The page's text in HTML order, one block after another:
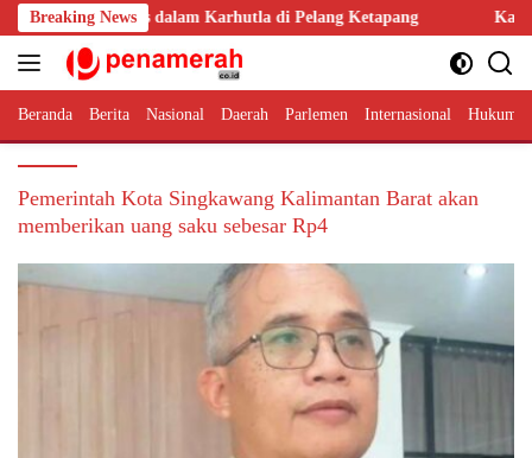
Langsung
ke
konten
Breaking News
Hangus dalam Karhutla di Pelang Ketapang Kasdam
Beranda Berita Nasional Daerah Parlemen Internasional Hukum
Pemerintah Kota Singkawang Kalimantan Barat akan
memberikan uang saku sebesar Rp4